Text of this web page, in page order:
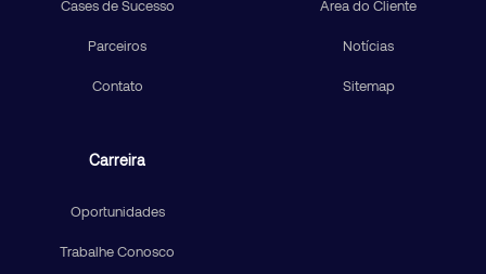
Cases de Sucesso
Parceiros
Contato
Área do Cliente
Notícias
Sitemap
Carreira
Oportunidades
Trabalhe Conosco